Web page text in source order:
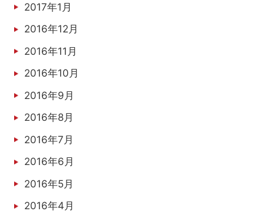
2017年1月
2016年12月
2016年11月
2016年10月
2016年9月
2016年8月
2016年7月
2016年6月
2016年5月
2016年4月